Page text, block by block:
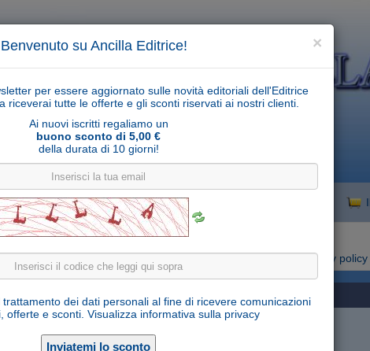
×
Benvenuto su Ancilla Editrice!
per essere aggiornato sulle novità editoriali dell'Editrice
riceverai tutte le offerte e gli sconti riservati ai nostri clienti.
Ai nuovi iscritti regaliamo un
buono sconto di 5,00 €
della durata di 10 giorni!
dei dati personali al fine di ricevere comunicazioni
offerte e sconti. Visualizza informativa sulla privacy
Cerca
libri
Articoli religiosi
Privacy policy
2023: SEMI PER L'ANIMA
diCatalina Rivas